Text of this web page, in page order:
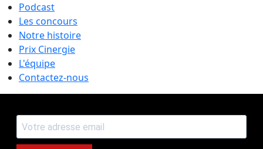
Podcast
Les concours
Notre histoire
Prix Cinergie
L'équipe
Contactez-nous